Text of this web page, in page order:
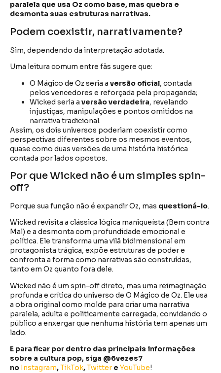
paralela que usa Oz como base, mas quebra e
desmonta suas estruturas narrativas.
Podem coexistir, narrativamente?
Sim, dependendo da interpretação adotada.
Uma leitura comum entre fãs sugere que:
O Mágico de Oz seria a versão oficial, contada
pelos vencedores e reforçada pela propaganda;
Wicked seria a versão verdadeira, revelando
injustiças, manipulações e pontos omitidos na
narrativa tradicional.
Assim, os dois universos poderiam coexistir como
perspectivas diferentes sobre os mesmos eventos,
quase como duas versões de uma história histórica
contada por lados opostos.
Por que Wicked não é um simples spin-
off?
Porque sua função não é expandir Oz, mas questioná-lo.
Wicked revisita a clássica lógica maniqueísta (Bem contra
Mal) e a desmonta com profundidade emocional e
política. Ele transforma uma vilã bidimensional em
protagonista trágica, expõe estruturas de poder e
confronta a forma como narrativas são construídas,
tanto em Oz quanto fora dele.
Wicked não é um spin-off direto, mas uma reimaginação
profunda e crítica do universo de O Mágico de Oz. Ele usa
a obra original como molde para criar uma narrativa
paralela, adulta e politicamente carregada, convidando o
público a enxergar que nenhuma história tem apenas um
lado.
E para ficar por dentro das principais informações
sobre a cultura pop, siga @6vezes7
no Instagram,TikTok,Twitter e YouTube!